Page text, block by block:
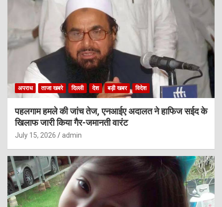
अपराध ताजा खबरे दिल्ली देश बड़ी खबर विदेश
पहलगाम हमले की जांच तेज, एनआईए अदालत ने हाफिज सईद के
खिलाफ जारी किया गैर-जमानती वारंट
July 15, 2026 admin